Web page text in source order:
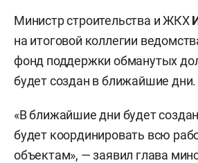
Министр строительства и ЖКХ
на итоговой коллегии
фонд поддержки обманутых
будет создан в ближайшие дни.
«В ближайшие дни будет
будет координировать всю
объектам», — заявил глава